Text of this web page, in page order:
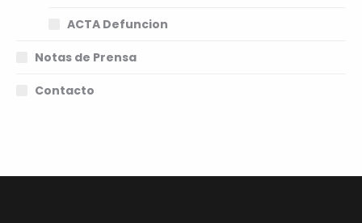
ACTA Defuncion
Notas de Prensa
Contacto